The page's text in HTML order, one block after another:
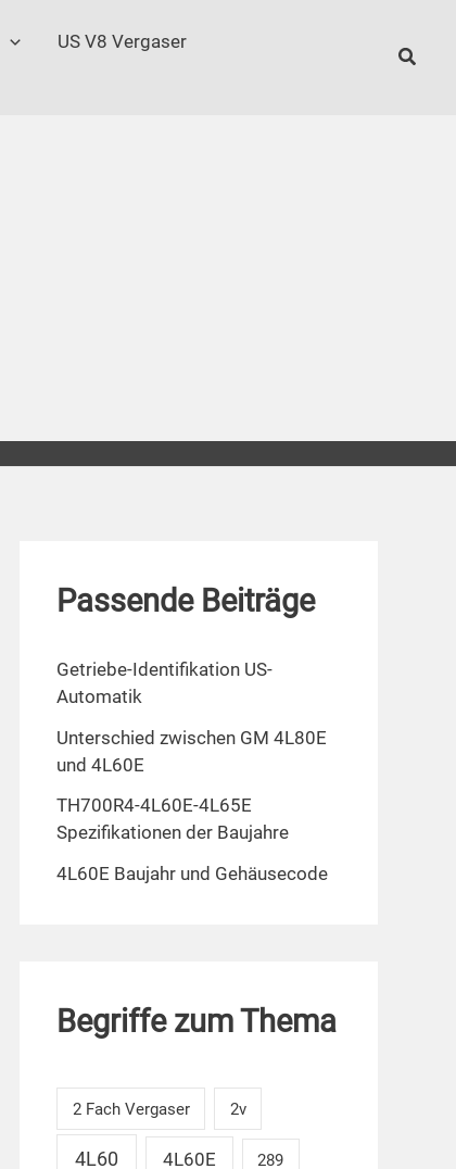
US V8 Vergaser
Passende Beiträge
Getriebe-Identifikation US-
Automatik
Unterschied zwischen GM 4L80E
und 4L60E
TH700R4-4L60E-4L65E
Spezifikationen der Baujahre
4L60E Baujahr und Gehäusecode
Begriffe zum Thema
2 Fach Vergaser 2v
4L60 4L60E 289